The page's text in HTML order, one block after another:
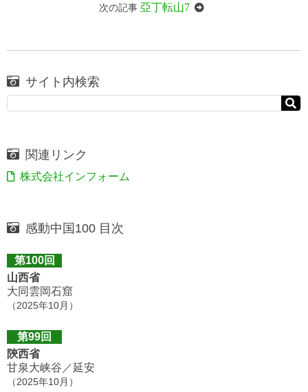
次の記事 亞丁転山7
サイト内検索
関連リンク
株式会社インフォーム
感動中国100 目次
第100回
山西省
大同雲岡石窟
（2025年10月）
第99回
陝西省
甘泉大峡谷／延安
（2025年10月）